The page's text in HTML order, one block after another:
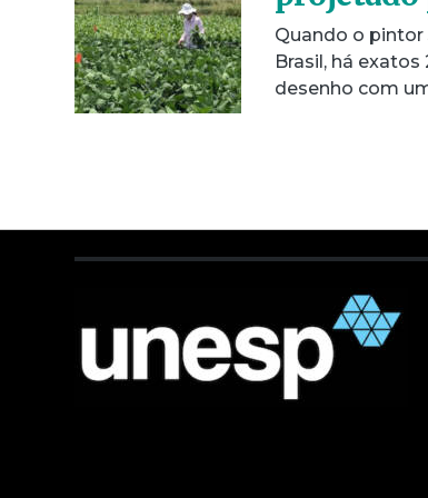
Quando o
Brasil, há
desenho com